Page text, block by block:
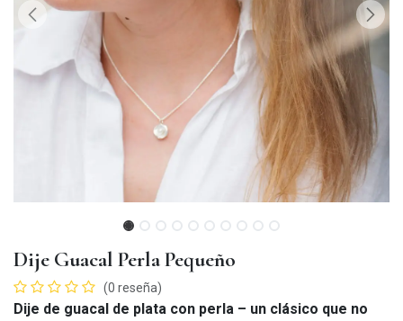
Dije Guacal Perla Pequeño
(0 reseña)
Dije de guacal de plata con perla – un clásico que no